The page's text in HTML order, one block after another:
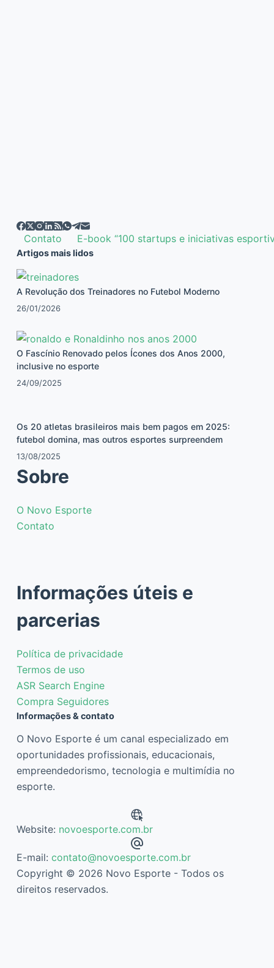
Contato E-book “100 startups e iniciativas
Artigos mais lidos
A Revolução dos Treinadores no Futebol Moderno
26/01/2026
O Fascínio Renovado pelos Ícones dos Anos 2000,
inclusive no esporte
24/09/2025
Os 20 atletas brasileiros mais bem pagos em 2025:
futebol domina, mas outros esportes surpreendem
13/08/2025
Sobre
O Novo Esporte
Contato
Informações úteis e
parcerias
Política de privacidade
Termos de uso
ASR Search Engine
Compra Seguidores
Informações & contato
O Novo Esporte é um canal especializado em
oportunidades profissionais, educacionais,
empreendedorismo, tecnologia e multimídia no
esporte.
Website: novoesporte.com.br
E-mail: contato@novoesporte.com.br
Copyright © 2026 Novo Esporte - Todos os
direitos reservados.